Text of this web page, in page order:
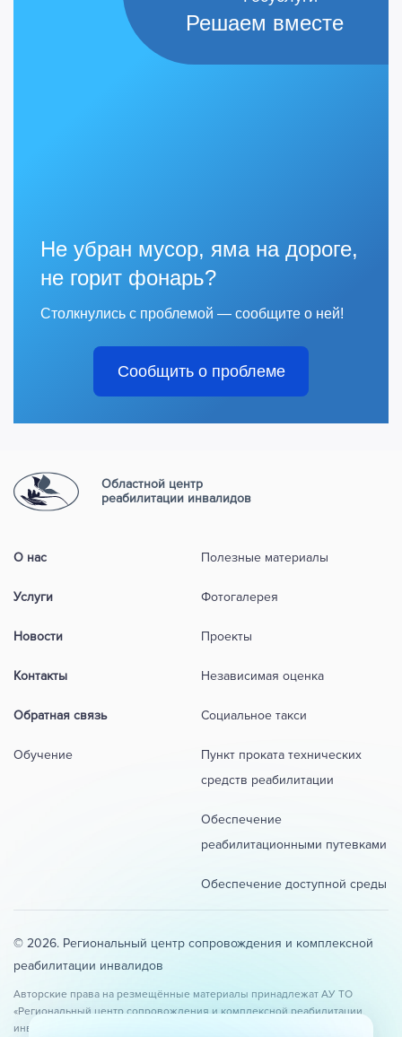
Решаем вместе
Не убран мусор, яма на дороге,
не горит фонарь?
Столкнулись с проблемой — сообщите о ней!
Сообщить о проблеме
Областной центр
реабилитации инвалидов
О нас
Услуги
Новости
Контакты
Обратная связь
Полезные материалы
Фотогалерея
Проекты
Независимая оценка
Социальное такси
Пункт проката технических
средств реабилитации
Обеспечение
реабилитационными путевками
Обеспечение доступной среды
Обучение
© 2026. Региональный центр сопровождения и комплексной
реабилитации инвалидов
Авторские права на резмещённые материалы принадлежат АУ ТО
«Региональный центр сопровождения и комплексной реабилитации
инвалидов». При копировании и использовании материалов сайта